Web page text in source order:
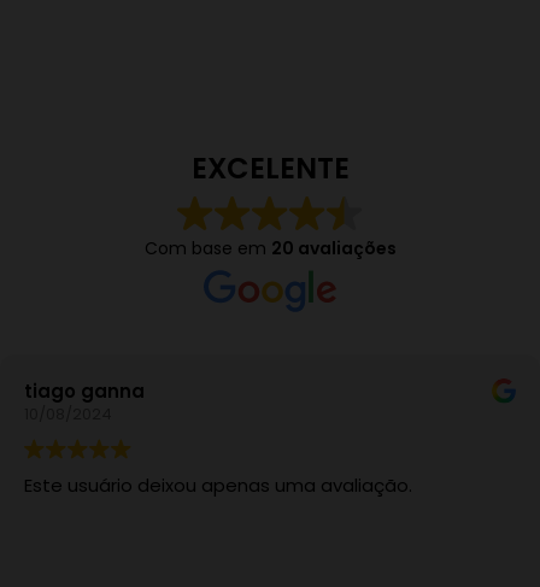
EXCELENTE
Com base em 20 avaliações
ganna
usuário deixou apenas uma avaliação.